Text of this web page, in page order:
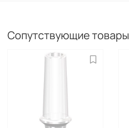
Сопутствующие товары